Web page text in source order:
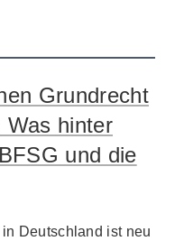
Grundrecht
Was hinter
und die
Deutschland ist neu